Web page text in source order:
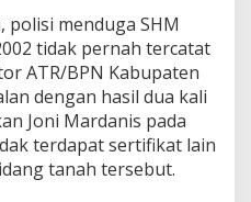
polisi menduga SHM
tidak pernah tercatat
ATR/BPN Kabupaten
dengan hasil dua kali
Joni Mardanis pada
terdapat sertifikat lain
tanah tersebut.